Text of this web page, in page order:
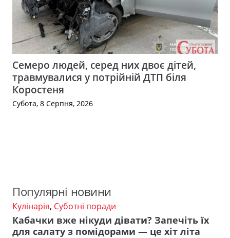
Семеро людей, серед них двоє дітей,
травмувалися у потрійній ДТП біля
Коростеня
Субота, 8 Серпня, 2026
Популярні новини
Кулінарія, Суботні поради
Кабачки вже нікуди дівати? Запечіть їх
для салату з помідорами — це хіт літа